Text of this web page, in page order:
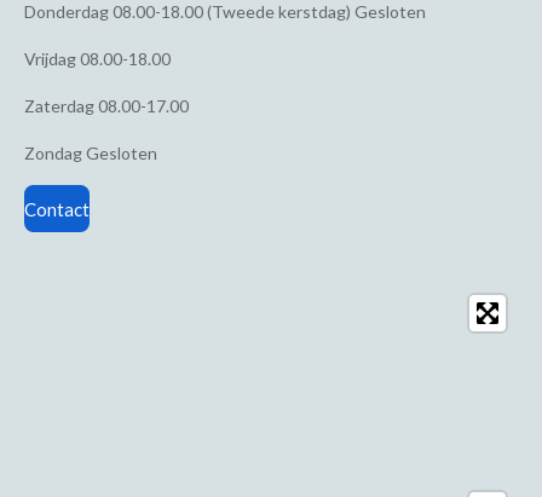
Donderdag08.00-18.00 (Tweede kerstdag) Gesloten
Vrijdag08.00-18.00
Zaterdag08.00-17.00
ZondagGesloten
Contact